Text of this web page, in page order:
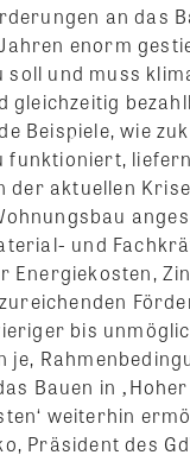
an das
enorm
soll und muss
gleichzeitig
Beispiele, wie
funktioniert,
der aktuellen
und
Energiekosten,
bis
je,
Bauen in
weiterhin
Präsident des